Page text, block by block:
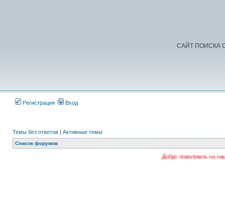
САЙТ ПОИСКА
Регистрация Вход
Темы без ответов | Активные темы
Список форумов
Добро пожаловать на наш форум.